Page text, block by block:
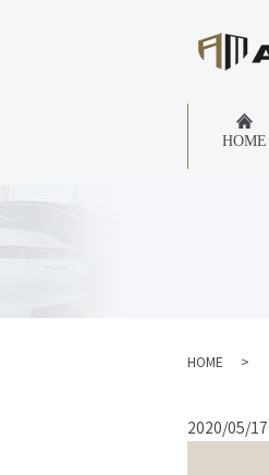
HOME
HOME
2020/05/17